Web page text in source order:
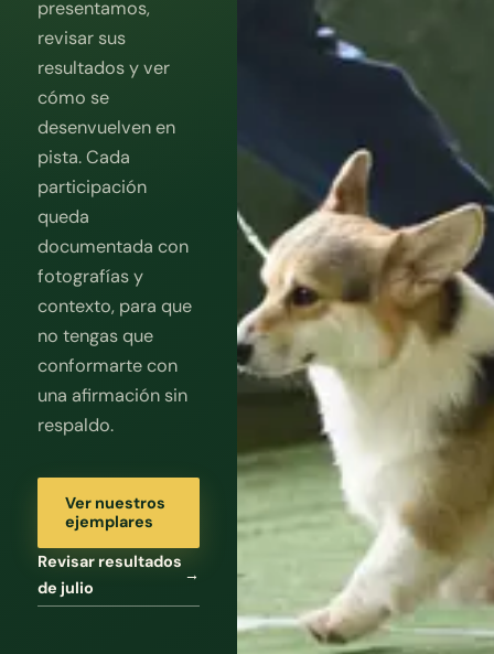
presentamos,
revisar sus
resultados y ver
cómo se
desenvuelven en
pista. Cada
participación
queda
documentada con
fotografías y
contexto, para que
no tengas que
conformarte con
una afirmación sin
respaldo.
Ver nuestros
ejemplares
Revisar resultados
de julio
→